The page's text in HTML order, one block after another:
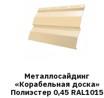
Металлосайдинг
«Корабельная доска»
Полиэстер 0,45 RAL1015